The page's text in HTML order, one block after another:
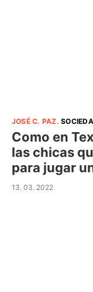
JOSÉ C. PAZ.
Como en
las chicas
para jugar
13. 03. 2022